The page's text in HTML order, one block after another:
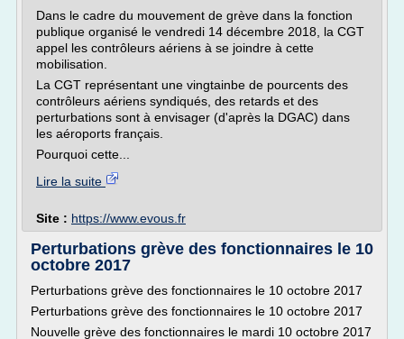
Dans le cadre du mouvement de grève dans la fonction
publique organisé le vendredi 14 décembre 2018, la CGT
appel les contrôleurs aériens à se joindre à cette
mobilisation.
La CGT représentant une vingtainbe de pourcents des
contrôleurs aériens syndiqués, des retards et des
perturbations sont à envisager (d'après la DGAC) dans
les aéroports français.
Pourquoi cette...
Lire la suite
Site : https://www.evous.fr
Perturbations grève des fonctionnaires le 10
octobre 2017
Perturbations grève des fonctionnaires le 10 octobre 2017
Perturbations grève des fonctionnaires le 10 octobre 2017
Nouvelle grève des fonctionnaires le mardi 10 octobre 2017